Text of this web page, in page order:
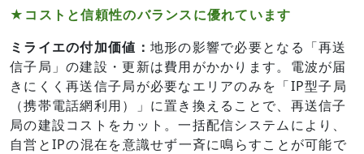
★コストと信頼性のバランスに優れています
ミライエの付加価値： 地形の影響で必要となる「再送
信子局」の建設・更新は費用がかかります。 電波が届
きにくく再送信子局が必要なエリアのみを「IP型子局
（携帯電話網利用）」に置き換えることで、再送信子
局の建設コストをカット。一括配信システムにより、
自営とIPの混在を意識せず一斉に鳴らすことが可能で